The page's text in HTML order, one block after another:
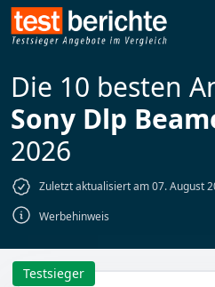
Die 10 besten
Sony Dlp
2026
Zuletzt aktualisiert am 07. August
Werbehinweis
Testsieger